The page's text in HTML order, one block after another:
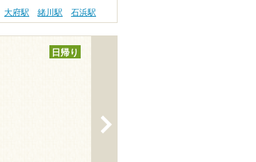
大府駅 緒川駅 石浜駅
日帰り